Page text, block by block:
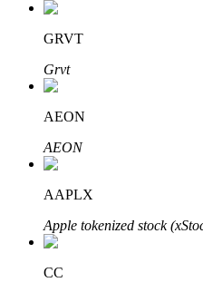
Investissement automobile
GRVT
Grvt
AEON
AEON
AAPLX
Apple tokenized stock
CC